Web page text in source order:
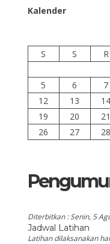
Kalender
S
S R
5
6 7
12
13 14
19
20 21
26
27 28
Diterbitkan :Senin, 5
Jadwal Latihan
Latihan dilaksanakan